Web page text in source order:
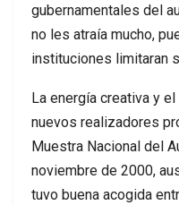
gubernamentales del
no les atraía mucho,
instituciones limitaran
La energía creativa y
nuevos realizadores
Muestra Nacional del
noviembre de 2000,
tuvo buena acogida